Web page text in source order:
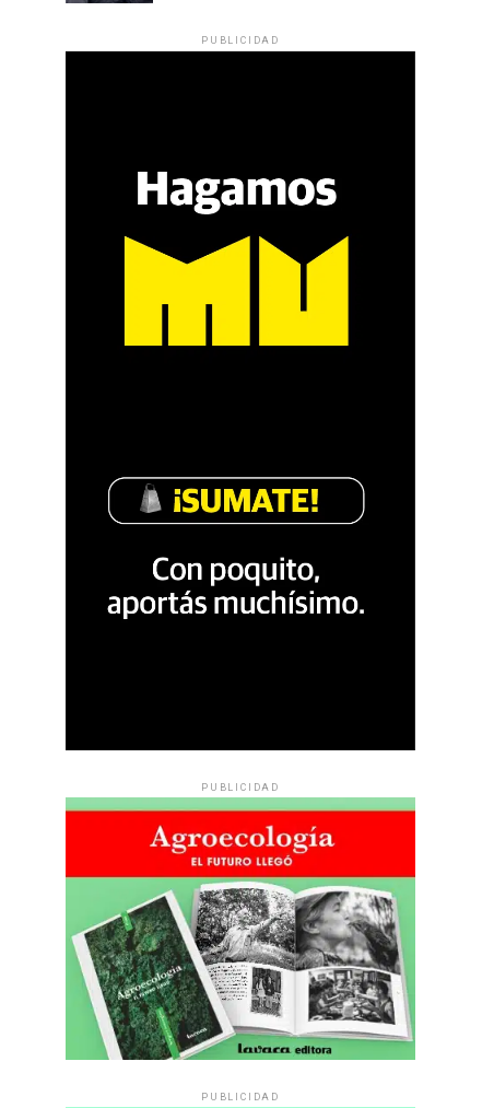
PUBLICIDAD
PUBLICIDAD
PUBLICIDAD